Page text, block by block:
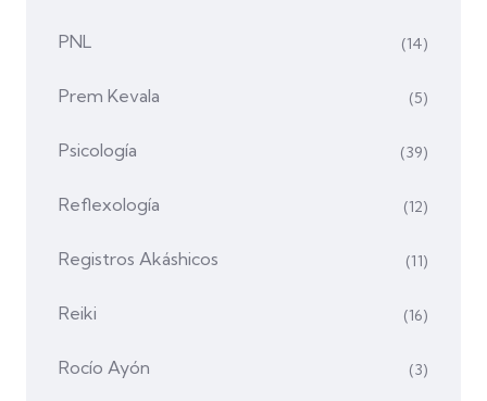
PNL (14)
Prem Kevala (5)
Psicología (39)
Reflexología (12)
Registros Akáshicos (11)
Reiki (16)
Rocío Ayón (3)